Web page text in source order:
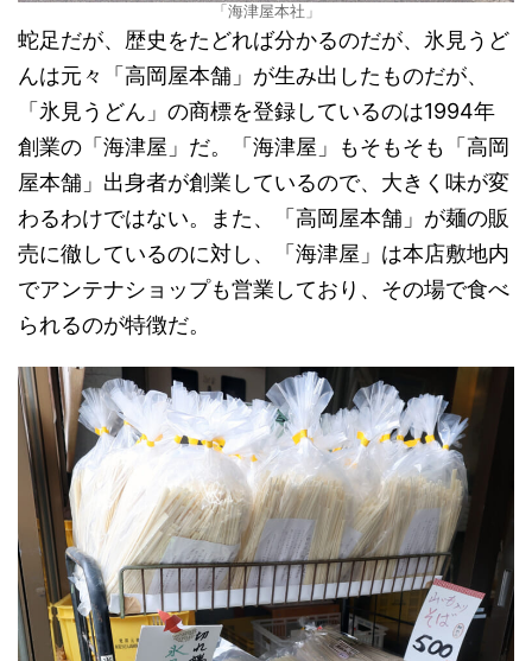
「海津屋本社」
蛇足だが、歴史をたどれば分かるのだが、氷見うど
んは元々「高岡屋本舗」が生み出したものだが、
「氷見うどん」の商標を登録しているのは1994年
創業の「海津屋」だ。「海津屋」もそもそも「高岡
屋本舗」出身者が創業しているので、大きく味が変
わるわけではない。また、「高岡屋本舗」が麺の販
売に徹しているのに対し、「海津屋」は本店敷地内
でアンテナショップも営業しており、その場で食べ
られるのが特徴だ。